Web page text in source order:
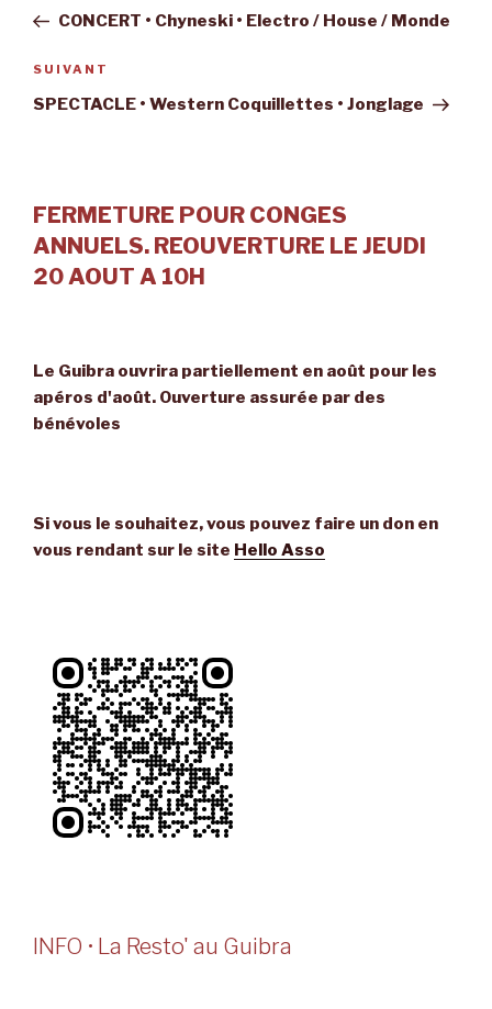
l’article
précédent
CONCERT • Chyneski • Electro / House / Monde
Article
suivant
SUIVANT
SPECTACLE • Western Coquillettes • Jonglage
FERMETURE POUR CONGES
ANNUELS. REOUVERTURE LE JEUDI
20 AOUT A 10H
Le Guibra ouvrira partiellement en août pour les
apéros d'août. Ouverture assurée par des
bénévoles
Si vous le souhaitez, vous pouvez faire un don en
vous rendant sur le site Hello Asso
INFO • La Resto' au Guibra